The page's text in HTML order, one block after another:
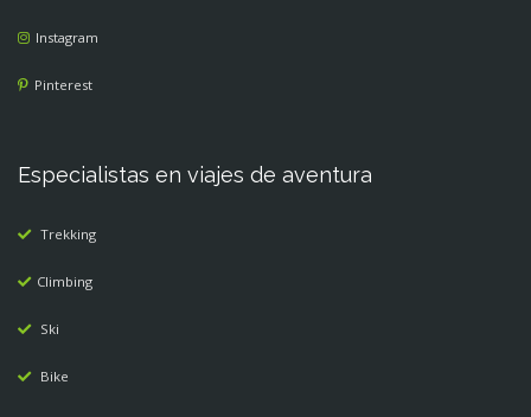
Instagram
Pinterest
Especialistas en viajes de aventura
Trekking
Climbing
Ski
Bike